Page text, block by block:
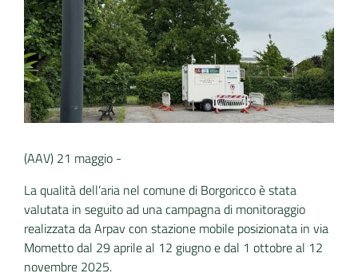
Seguici
su
(AAV) 21 maggio -
La qualità dell’aria nel comune di Borgoricco è stata
valutata in seguito ad una campagna di monitoraggio
realizzata da Arpav con stazione mobile posizionata in via
Mometto dal 29 aprile al 12 giugno e dal 1 ottobre al 12
novembre 2025.